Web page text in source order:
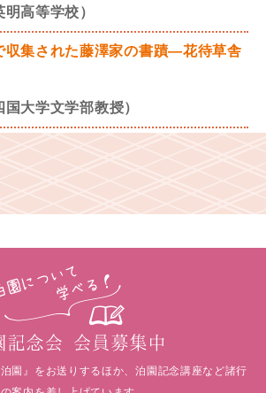
高等学校）
集された藤澤家の書蹟—花待草舎
大学文学部教授）
園』をお送りするほか、泊園記念講座など諸行